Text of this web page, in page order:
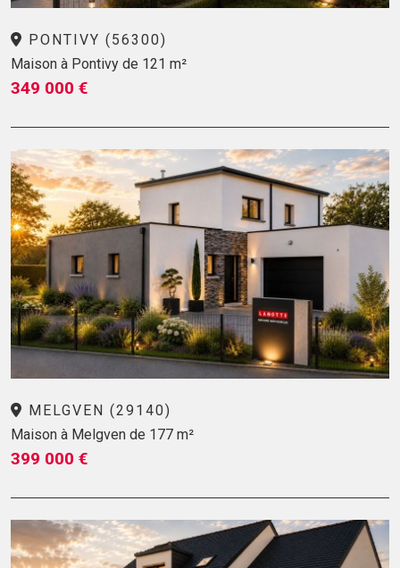
PONTIVY (56300)
Maison à Pontivy de 121 m²
349 000 €
MELGVEN (29140)
Maison à Melgven de 177 m²
399 000 €